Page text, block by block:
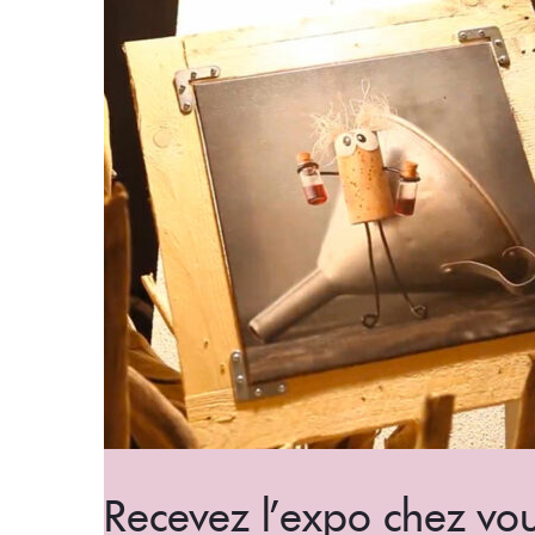
Recevez l'expo chez